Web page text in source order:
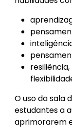
O uso da sala
estudantes a
aprimorarem